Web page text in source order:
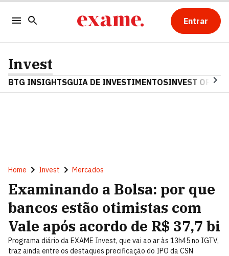
Entrar
Invest
BTG INSIGHTSGUIA DE INVESTIMENTOSINVEST OPINA
Home Invest Mercados
Examinando a Bolsa: por que
bancos estão otimistas com
Vale após acordo de R$ 37,7 bi
Programa diário da EXAME Invest, que vai ao ar às 13h45 no IGTV,
traz ainda entre os destaques precificação do IPO da CSN